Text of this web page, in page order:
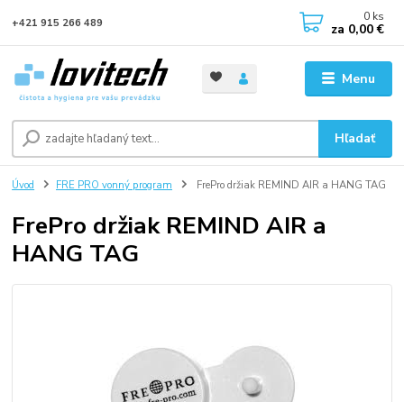
Menu
Hľadať
+421 915 266 489 0 ks
za 0,00 €
Úvod FRE PRO vonný program FrePro držiak REMIND AIR a HANG TAG
FrePro držiak REMIND AIR a
HANG TAG